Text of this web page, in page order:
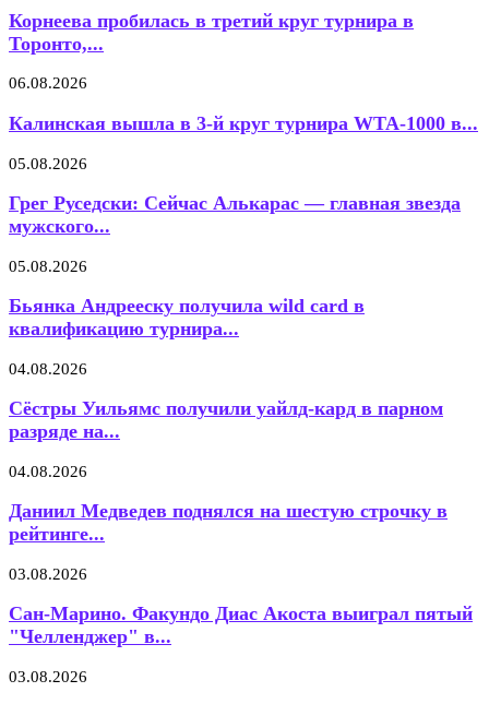
Корнеева пробилась в третий круг турнира в
Торонто,...
06.08.2026
Калинская вышла в 3-й круг турнира WTA-1000 в...
05.08.2026
Грег Руседски: Сейчас Алькарас — главная звезда
мужского...
05.08.2026
Бьянка Андрееску получила wild card в
квалификацию турнира...
04.08.2026
Сёстры Уильямс получили уайлд-кард в парном
разряде на...
04.08.2026
Даниил Медведев поднялся на шестую строчку в
рейтинге...
03.08.2026
Сан-Марино. Факундо Диас Акоста выиграл пятый
"Челленджер" в...
03.08.2026